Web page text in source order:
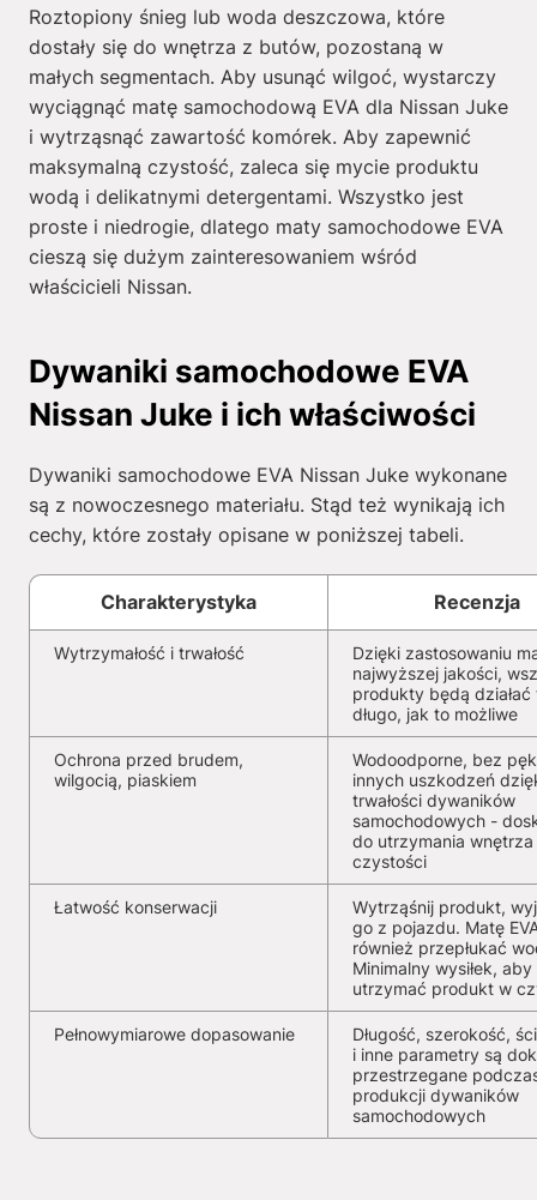
Roztopiony śnieg lub woda deszczowa, które
dostały się do wnętrza z butów, pozostaną w
małych segmentach. Aby usunąć wilgoć, wystarczy
wyciągnąć matę samochodową EVA dla Nissan Juke
i wytrząsnąć zawartość komórek. Aby zapewnić
maksymalną czystość, zaleca się mycie produktu
wodą i delikatnymi detergentami. Wszystko jest
proste i niedrogie, dlatego maty samochodowe EVA
cieszą się dużym zainteresowaniem wśród
właścicieli Nissan.
Dywaniki samochodowe EVA
Nissan Juke i ich właściwości
Dywaniki samochodowe EVA Nissan Juke wykonane
są z nowoczesnego materiału. Stąd też wynikają ich
cechy, które zostały opisane w poniższej tabeli.
Charakterystyka Recenzja
Wytrzymałość i trwałość
Dzięki zastosowaniu
najwyższej jakości,
produkty będą działać
długo, jak to możliwe
Ochrona przed brudem,
wilgocią, piaskiem
Wodoodporne, bez
innych uszkodzeń
trwałości dywaników
samochodowych -
do utrzymania wnętrza
czystości
Łatwość konserwacji
Wytrząśnij produkt,
go z pojazdu. Matę
również przepłukać
Minimalny wysiłek, aby
utrzymać produkt w
Pełnowymiarowe dopasowanie
Długość, szerokość,
i inne parametry są
przestrzegane
produkcji dywaników
samochodowych